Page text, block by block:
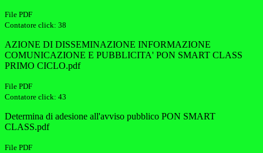
File PDF
Contatore click: 38
AZIONE DI DISSEMINAZIONE INFORMAZIONE
COMUNICAZIONE E PUBBLICITA' PON SMART CLASS
PRIMO CICLO.pdf
File PDF
Contatore click: 43
Determina di adesione all'avviso pubblico PON SMART
CLASS.pdf
File PDF